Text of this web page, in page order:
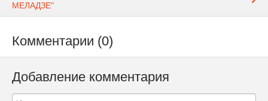
МЕЛАДЗЕ"
Комментарии (0)
Добавление комментария